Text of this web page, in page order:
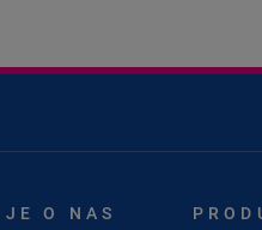
O NAS